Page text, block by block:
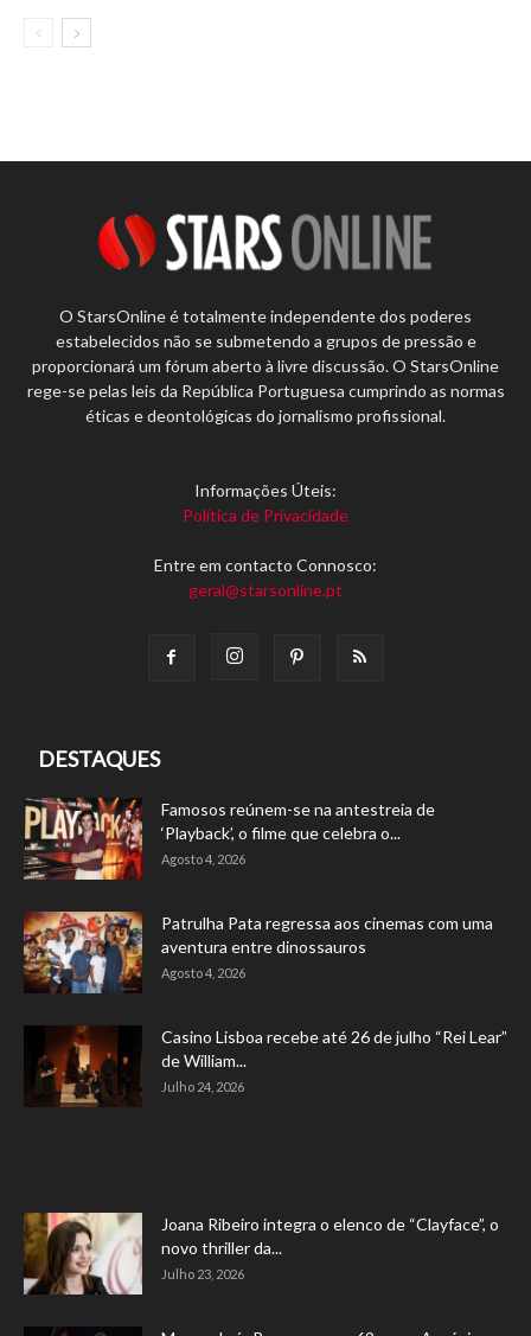
O StarsOnline é totalmente independente dos poderes
estabelecidos não se submetendo a grupos de pressão e
proporcionará um fórum aberto à livre discussão. O StarsOnline
rege-se pelas leis da República Portuguesa cumprindo as normas
éticas e deontológicas do jornalismo profissional.
Informações Úteis:
Política de Privacidade
Entre em contacto Connosco:
geral@starsonline.pt
DESTAQUES
Famosos reúnem-se na antestreia de
‘Playback’, o filme que celebra o...
Agosto 4, 2026
Patrulha Pata regressa aos cinemas com uma
aventura entre dinossauros
Agosto 4, 2026
Casino Lisboa recebe até 26 de julho “Rei Lear”
de William...
Julho 24, 2026
Joana Ribeiro integra o elenco de “Clayface”, o
novo thriller da...
Julho 23, 2026